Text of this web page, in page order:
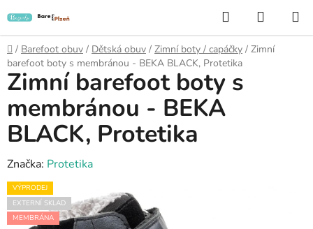
na
obsah
Hledat
KOŠÍK
Domů
/ Barefoot obuv / Dětská obuv / Zimní boty / capáčky / Zimní
barefoot boty s membránou - BEKA BLACK, Protetika
Zimní barefoot boty s
membránou - BEKA
BLACK, Protetika
Značka: Protetika
VÝPRODEJ
EXTERNÍ SKLAD
MEMBRÁNA